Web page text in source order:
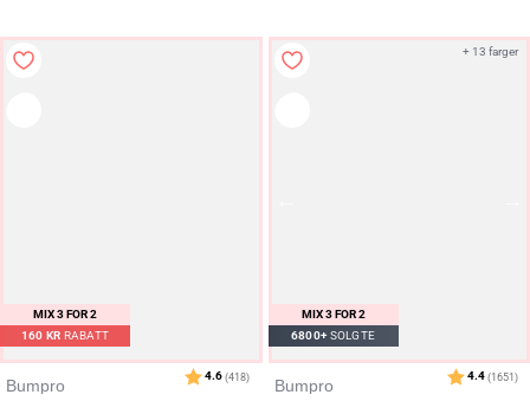
MIX 3 FOR 2
3600+SOLGTE
160 KR RABATT
Bumpro
MIX 3 FOR 2
6800+SOLGTE
Bumpro
+ 13 farger